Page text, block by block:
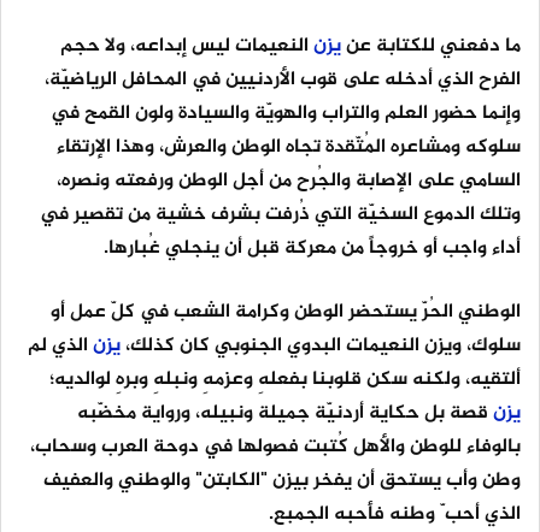
ما دفعني للكتابة عنيزنالنعيمات ليس إبداعه، ولا حجم
الفرح الذي أدخله على قوب الأردنيين في المحافل الرياضيّة،
وإنما حضور العلم والتراب والهويّة والسيادة ولون القمح في
سلوكه ومشاعره المُتّقدة تجاه الوطن والعرش، وهذا الإرتقاء
السامي على الإصابة والجُرح من أجل الوطن ورفعته ونصره،
وتلك الدموع السخيّة التي ذُرفت بشرف خشية من تقصير في
أداء واجب أو خروجاً من معركة قبل أن ينجلي غُبارها.
الوطني الحُرّ يستحضر الوطن وكرامة الشعب في كلّ عمل أو
سلوك، ويزن النعيمات البدوي الجنوبي كان كذلك،يزنالذي لم
ألتقيه، ولكنه سكن قلوبنا بفعلهِ وعزمهِ ونبلهِ وبرهِ لوالديه؛
يزنقصة بل حكاية أردنيّة جميلة ونبيله، ورواية مخضّبه
بالوفاء للوطن والأهل كُتبت فصولها في دوحة العرب وسحاب،
وطن وأب يستحق أن يفخر بيزن "الكابتن" والوطني والعفيف
الذي أحب ّ وطنه فأحبه الجمبع.